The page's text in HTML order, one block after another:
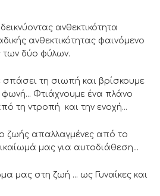
ανθεκτικότητα
ανθεκτικότητας φαινόμενο
των δύο φύλων.
τη σιωπή και βρίσκουμε
φωνή… Φτιάχνουμε ένα πλάνο
τη ντροπή και την ενοχή…
ζωής απαλλαγμένες από το
μας για αυτοδιάθεση…
μας στη ζωή … ως Γυναίκες και